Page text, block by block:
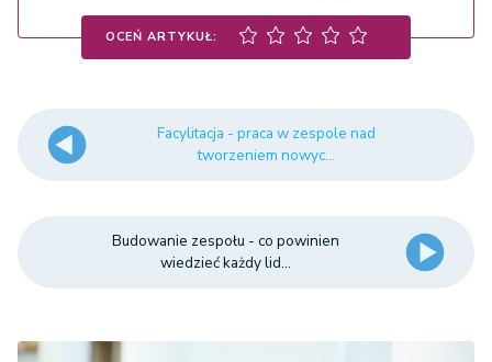
OCEŃ ARTYKUŁ:
Facylitacja - praca w zespole nad
tworzeniem nowyc...
Budowanie zespołu - co powinien
wiedzieć każdy lid...